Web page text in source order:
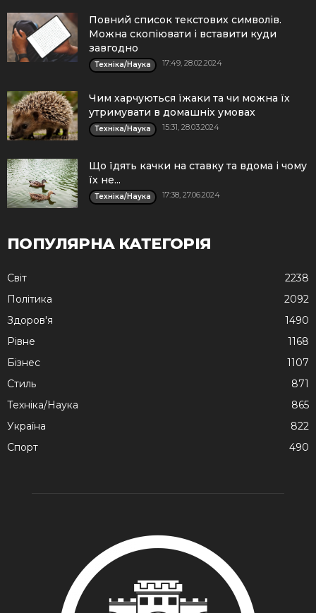
Повний список текстових символів.
Можна скопіювати і вставити куди
завгодно
Техніка/Наука 17:49, 28.02.2024
Чим харчуються їжаки та чи можна їх
утримувати в домашніх умовах
Техніка/Наука 15:31, 28.03.2024
Що їдять качки на ставку та вдома і чому
їх не...
Техніка/Наука 17:38, 27.06.2024
ПОПУЛЯРНА КАТЕГОРІЯ
Cвіт
2238
Політика
2092
Здоров'я
1490
Рівне
1168
Бізнес
1107
Стиль
871
Техніка/Наука
865
Україна
822
Спорт
490